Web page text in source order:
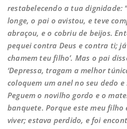
restabelecendo a tua dignidade:
longe, o pai o avistou, e teve
abraçou, e o cobriu de beijos.
pequei contra Deus e contra ti;
chamem teu filho’. Mas o pai
‘Depressa, tragam a melhor
coloquem um anel no seu dedo
Peguem o novilho gordo e o
banquete. Porque este meu
viver; estava perdido, e foi